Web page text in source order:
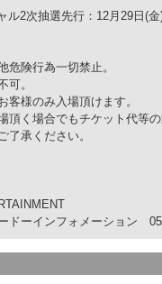
ル2次抽選先⾏：12⽉29⽇(
険⾏為⼀切禁⽌。
可。
客様のみ⼊場頂けます。
頂く場合でもチケット代等
了承ください。
ドーインフォメーション